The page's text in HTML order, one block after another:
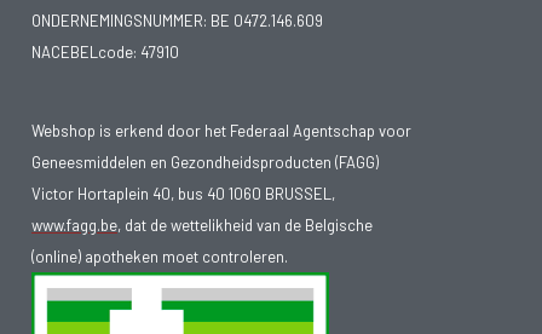
ONDERNEMINGSNUMMER: BE 0472.146.609
NACEBELcode: 47910
Webshop is erkend door het Federaal Agentschap voor
Geneesmiddelen en Gezondheidsproducten (FAGG)
Victor Hortaplein 40, bus 40 1060 BRUSSEL,
www.fagg.be, dat de wettelikheid van de Belgische
(online) apotheken moet controleren.